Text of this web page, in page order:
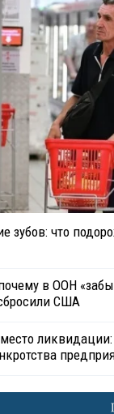
зубов: что
в ООН
США